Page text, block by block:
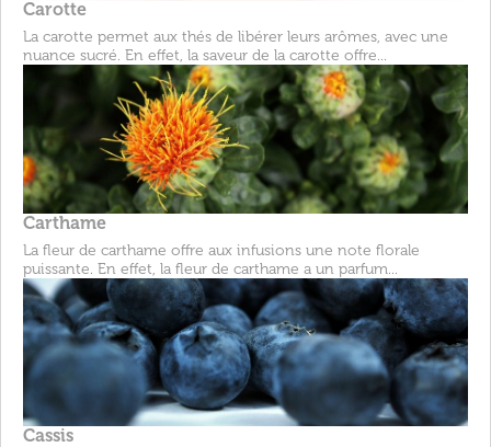
Carotte
La carotte permet aux thés de libérer leurs arômes, avec une
nuance sucré. En effet, la saveur de la carotte offre...
Carthame
La fleur de carthame offre aux infusions une note florale
puissante. En effet, la fleur de carthame a un parfum...
Cassis